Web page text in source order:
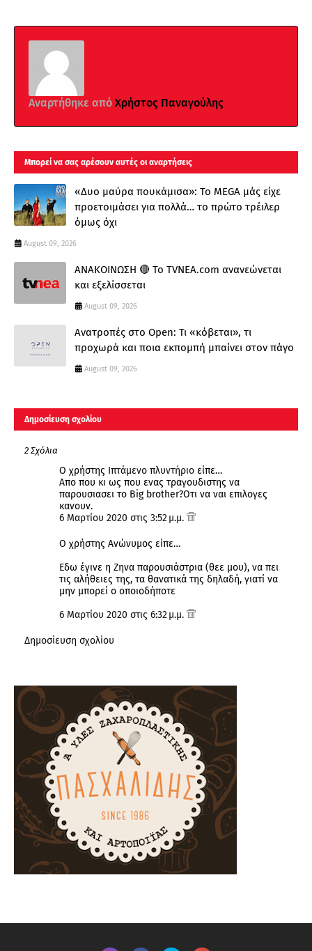
Αναρτήθηκε από Χρήστος Παναγούλης
Μπορεί να σας αρέσουν αυτές οι αναρτήσεις
«Δυο μαύρα πουκάμισα»: Το MEGA μάς είχε
προετοιμάσει για πολλά… το πρώτο τρέιλερ
όμως όχι
August 09, 2026
ΑΝΑΚΟΙΝΩΣΗ 🔴 Το TVNEA.com ανανεώνεται
και εξελίσσεται
August 09, 2026
Ανατροπές στο Open: Τι «κόβεται», τι
προχωρά και ποια εκπομπή μπαίνει στον πάγο
August 09, 2026
Δημοσίευση σχολίου
2 Σχόλια
Ο χρήστης Ιπτάμενο πλυντήριο είπε…
Απο που κι ως που ενας τραγουδιστης να
παρουσιασει το Big brother?Οτι να ναι επιλογες
κανουν.
6 Μαρτίου 2020 στις 3:52 μ.μ.
Ο χρήστης Ανώνυμος είπε…
Εδω έγινε η Ζηνα παρουσιάστρια (θεε μου), να πει
τις αλήθειες της, τα θανατικά της δηλαδή, γιατί να
μην μπορεί ο οποιοδήποτε
6 Μαρτίου 2020 στις 6:32 μ.μ.
Δημοσίευση σχολίου